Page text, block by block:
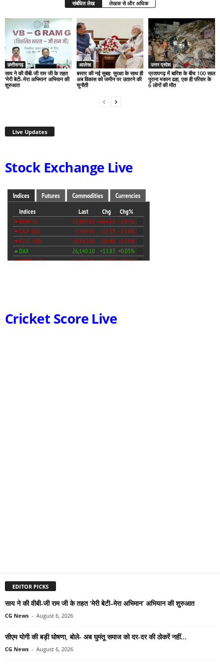
संबंधित लेख लेखक से और अधिक
छत्तीसगढ़
साय ने की वीबी-जी राम जी के तहत
‘मेरी बेटी–मेरा अभिमान’ अभियान की
शुरुआत
आलेख
बस्तर की नई सुबह: सुरक्षा के साथ ही
अब विकास को जमीन पर उतारने की
चुनौती
उत्तर प्रदेश
प्रतापगढ़ में बारिश के बीच 100 साल
पुराना मकान ढहा, एक ही परिवार के
6 लोगों की मौत
Live Updates
Stock Exchange Live
Cricket Score Live
EDITOR PICKS
साय ने की वीबी-जी राम जी के तहत ‘मेरी बेटी–मेरा अभिमान’ अभियान की शुरुआत
CG News - August 6, 2026
सीएम योगी की बड़ी घोषणा, बोले- अब घुमंतू समाज को दर-दर की ठोकरें नहीं...
CG News - August 6, 2026